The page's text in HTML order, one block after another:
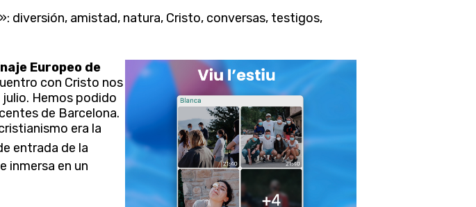
diversión, amistad, natura, Cristo, conversas, testigos,
Europeo de
con Cristo nos
Hemos podido
de Barcelona.
era la
entrada de la
inmersa en un